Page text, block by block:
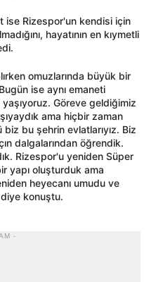
ise Rizespor'un kendisi için
hayatının en kıymetli
omuzlarında büyük bir
ise aynı emaneti
Göreve geldiğimiz
ama hiçbir zaman
bu şehrin evlatlarıyız. Biz
dalgalarından öğrendik.
Rizespor'u yeniden Süper
yapı oluşturduk ama
heyecanı umudu ve
konuştu.
-